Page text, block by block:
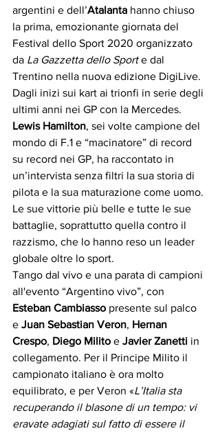
argentini e dell’Atalanta hanno chiuso
la prima, emozionante giornata del
Festival dello Sport 2020 organizzato
da La Gazzetta dello Sport e dal
Trentino nella nuova edizione DigiLive.
Dagli inizi sui kart ai trionfi in serie degli
ultimi anni nei GP con la Mercedes.
Lewis Hamilton, sei volte campione del
mondo di F.1 e “macinatore” di record
su record nei GP, ha raccontato in
un’intervista senza filtri la sua storia di
pilota e la sua maturazione come uomo.
Le sue vittorie più belle e tutte le sue
battaglie, soprattutto quella contro il
razzismo, che lo hanno reso un leader
globale oltre lo sport.
Tango dal vivo e una parata di campioni
all'evento “Argentino vivo”, con
Esteban Cambiasso presente sul palco
e Juan Sebastian Veron, Hernan
Crespo, Diego Milito e Javier Zanetti in
collegamento. Per il Principe Milito il
campionato italiano è ora molto
equilibrato, e per Veron «L’Italia sta
recuperando il blasone di un tempo: vi
eravate adagiati sul fatto di essere il